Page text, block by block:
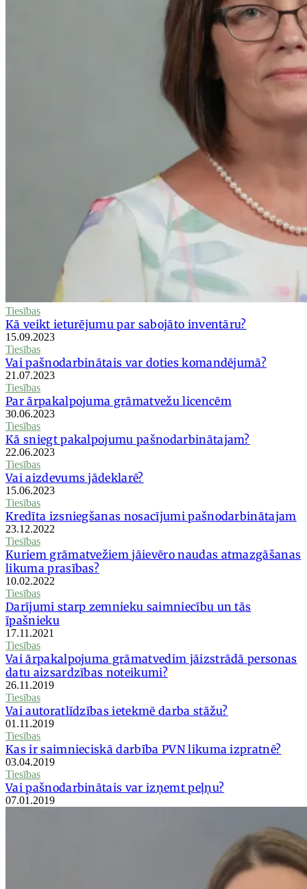
Tiesības
Kā veikt ieturējumu par sabojāto inventāru?
15.09.2023
Tiesības
Vai pašnodarbinātais var doties komandējumā?
21.07.2023
Tiesības
Par ārpakalpojuma grāmatvežu licencēm
30.06.2023
Tiesības
Kā sniegt pakalpojumu pašnodarbinātajam?
22.06.2023
Tiesības
Vai aizdevums jādeklarē?
15.06.2023
Tiesības
Kredīta izsniegšanas nosacījumi pašnodarbinātajam
23.12.2022
Tiesības
Kuriem grāmatvežiem jāievēro naudas atmazgāšanas
likuma prasības?
10.02.2022
Tiesības
Darījumi starp zemnieku saimniecību un tās
īpašnieku
17.11.2021
Tiesības
Vai ārpakalpojuma grāmatvedim jāizstrādā personas
datu aizsardzības noteikumi?
26.11.2019
Tiesības
Vai autoratlīdzības ietekmē darba stāžu?
01.11.2019
Tiesības
Kas ir saimnieciskā darbība PVN likuma izpratnē?
03.04.2019
Tiesības
Vai pašnodarbinātais var izņemt peļņu?
07.01.2019